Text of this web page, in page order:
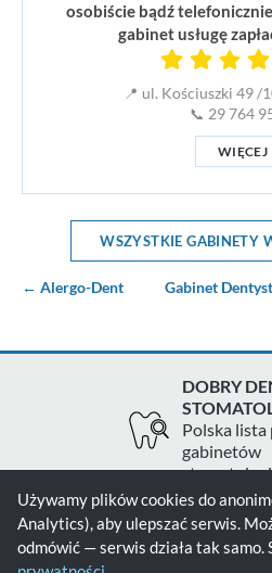
osobiście bądź
gabinet usługę
📍 ul. Kościuszki 49 /
📞 29 764
WIĘCEJ
WSZYSTKIE GABINETY
← Alergo-Dent Gabinet
DOBRY
Polska lista
gabinetów
Zgłoś gabinet Kontakt
Używamy plików cookies do
Analytics), aby ulepszać serwis.
odmówić — serwis działa tak samo.